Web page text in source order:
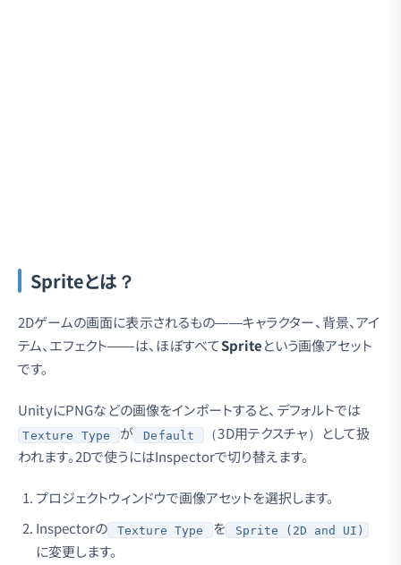
Spriteとは？
2Dゲームの画面に表示されるもの——キャラクター、背景、アイ
テム、エフェクト——は、ほぼすべてSpriteという画像アセット
です。
UnityにPNGなどの画像をインポートすると、デフォルトでは
Texture Type が Default
（3D用テクスチャ）として扱
われます。2Dで使うにはInspectorで切り替えます。
プロジェクトウィンドウで画像アセットを選択します。
Inspectorの
Texture Type を Sprite (2D and UI)
に変更します。